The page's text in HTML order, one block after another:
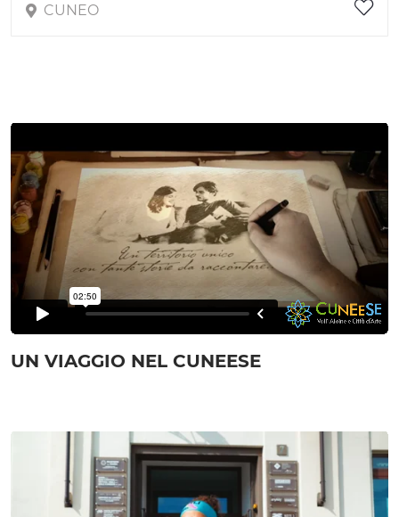
CUNEO
UN VIAGGIO NEL CUNEESE